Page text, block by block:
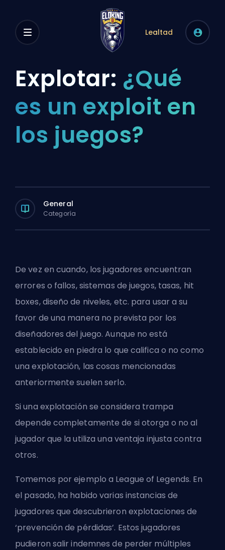
Lealtad
Explotar: ¿Qué
es un exploit en
los juegos?
General
Categoría
De vez en cuando, los jugadores encuentran
errores o fallos, sistemas de juegos, tasas, hit
boxes, diseño de niveles, etc. para usar a su
favor de una manera no prevista por los
diseñadores del juego. Aunque no está
establecido en piedra lo que califica o no como
una explotación, las cosas mencionadas
anteriormente suelen serlo.
Si una explotación se considera trampa
depende completamente de si otorga o no al
jugador que la utiliza una ventaja injusta contra
otros.
Tomemos por ejemplo a League of Legends. En
el pasado, ha habido varias instancias de
jugadores que descubrieron explotaciones de
‘prevención de pérdidas’. Estos jugadores
pudieron salir indemnes de perder múltiples